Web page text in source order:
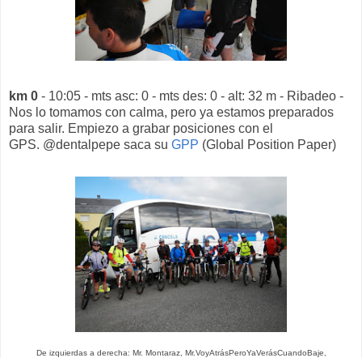
km 0 - 10:05 - mts asc: 0 - mts des: 0 - alt: 32 m - Ribadeo -
Nos lo tomamos con calma, pero ya estamos preparados
para salir. Empiezo a grabar posiciones con el
GPS. @dentalpepe saca su GPP (Global Position Paper)
De izquierdas a derecha: Mr. Montaraz, Mr.VoyAtrásPeroYaVerásCuandoBaje,